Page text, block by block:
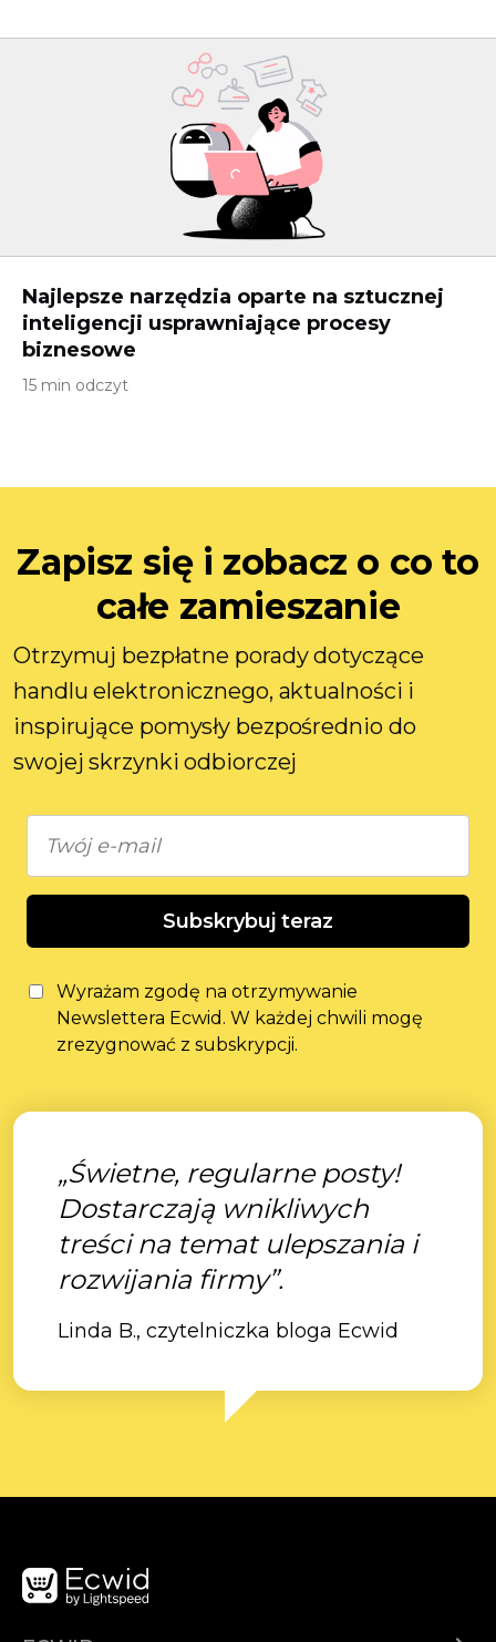
Najlepsze narzędzia oparte na sztucznej
inteligencji usprawniające procesy
biznesowe
15 min odczyt
Zapisz się i zobacz o co to
całe zamieszanie
Otrzymuj bezpłatne porady dotyczące
handlu elektronicznego, aktualności i
inspirujące pomysły bezpośrednio do
swojej skrzynki odbiorczej
Subskrybuj teraz
Wyrażam zgodę na otrzymywanie
Newslettera Ecwid. W każdej chwili mogę
zrezygnować z subskrypcji.
„Świetne, regularne posty!
Dostarczają wnikliwych
treści na temat ulepszania i
rozwijania firmy”.
Linda B., czytelniczka bloga Ecwid